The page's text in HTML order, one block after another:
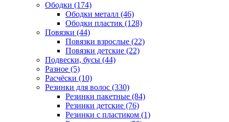
Ободки (174)
Ободки металл (46)
Ободки пластик (128)
Повязки (44)
Повязки взрослые (22)
Повязки детские (22)
Подвески, бусы (44)
Разное (5)
Расчёски (10)
Резинки для волос (330)
Резинки пакетные (84)
Резинки детские (76)
Резинки с пластиком (1)